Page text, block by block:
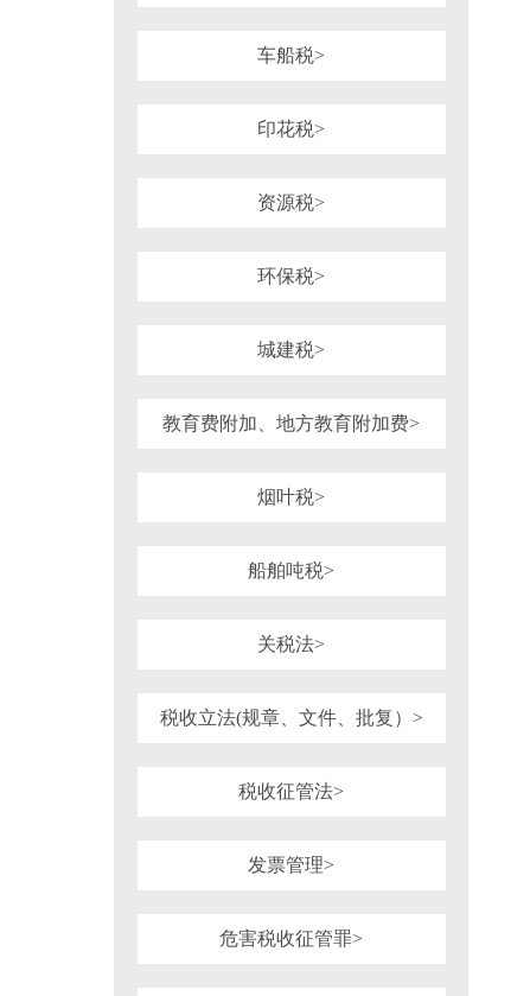
车船税>
印花税>
资源税>
环保税>
城建税>
教育费附加、地方教育附加费>
烟叶税>
船舶吨税>
关税法>
税收立法(规章、文件、批复）>
税收征管法>
发票管理>
危害税收征管罪>